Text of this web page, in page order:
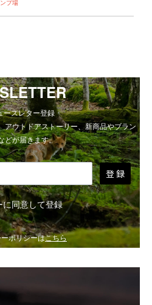
プ場
ースレター登録
アウトドアストーリー、新商品やブラン
どが届きます。
登 録
同意して登録
ポリシーはこちら